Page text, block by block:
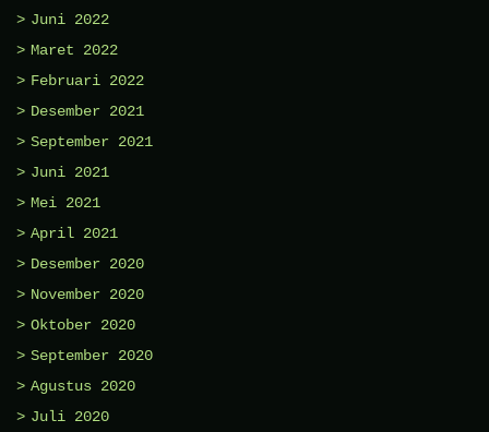
Juni 2022
Maret 2022
Februari 2022
Desember 2021
September 2021
Juni 2021
Mei 2021
April 2021
Desember 2020
November 2020
Oktober 2020
September 2020
Agustus 2020
Juli 2020